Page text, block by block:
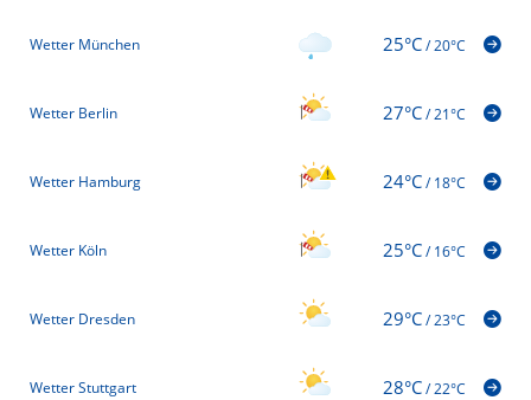
Wetter München 25°C/20°C
Wetter Berlin 27°C/21°C
Wetter Hamburg 24°C/18°C
Wetter Köln 25°C/16°C
Wetter Dresden 29°C/23°C
Wetter Stuttgart 28°C/22°C